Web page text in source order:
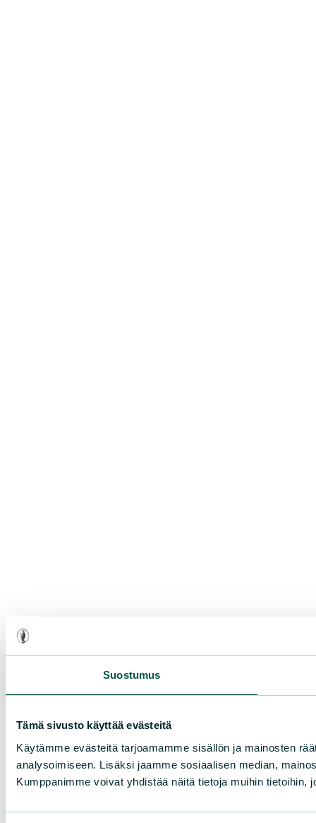
Suostumus
Tämä sivusto käyttää evästeitä
Käytämme evästeitä tarjoamamme sisällön ja mainosten
analysoimiseen. Lisäksi jaamme sosiaalisen median,
Kumppanimme voivat yhdistää näitä tietoja muihin tietoihin,